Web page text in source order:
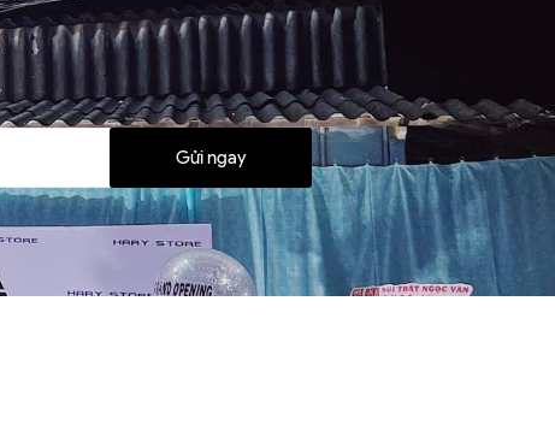
Gửi ngay